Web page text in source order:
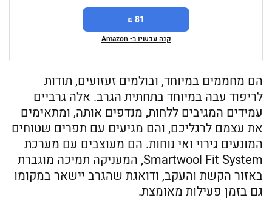
81 ₪
קנה עכשיו ב- Amazon
הם מחממים במיוחד, ובולמים זעזועים, תודות
לריפוד עבה במיוחד בתחתית הגרב. אלה גרביים
עמידים המגיבים ללחות, מנדפים אותה, ומתאימים
את עצמם לרגליכם, והם מגיעים עם תפרים שטוחים
המונעים גירוי ואי נוחות. הם מעוצבים עם מערכת
Smartwool Fit System, המעניקה תמיכה מוגברת
באזור הקשת והעקב, ודואגת שהגרב יישאר במקומו
גם בזמן פעילות מאומצת.